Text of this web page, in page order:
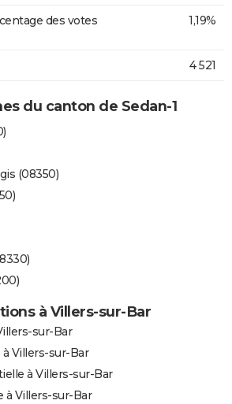
des votes
1,19%
4 521
du canton de Sedan-1
(08350)
à Villers-sur-Bar
sur-Bar
Villers-sur-Bar
à Villers-sur-Bar
à Villers-sur-Bar